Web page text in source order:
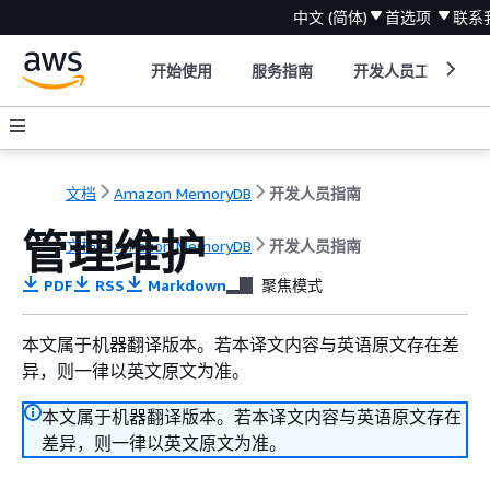
中文 (简体) 首选项 联系
开始使用 服务指南 开发人员工具
文档 Amazon MemoryDB 开发人员指南
文档 Amazon MemoryDB 开发人员指南
管理维护
PDF RSS Markdown 聚焦模式
本文属于机器翻译版本。若本译文内容与英语原文存在差
异，则一律以英文原文为准。
本文属于机器翻译版本。若本译文内容与英语原文存在
差异，则一律以英文原文为准。